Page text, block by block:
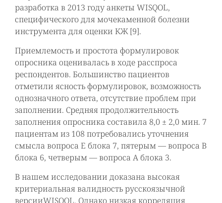
разработка в 2013 году анкеты WISQOL,
специфического для мочекаменной болезни
инструмента для оценки КЖ [9].
Приемлемость и простота формулировок
опросника оценивалась в ходе расспроса
респондентов. Большинство пациентов
отметили ясность формулировок, возможность
однозначного ответа, отсутствие проблем при
заполнении. Средняя продолжительность
заполнения опросника составила 8,0 ± 2,0 мин. 7
пациентам из 108 потребовались уточнения
смысла вопроса E блока 7, пятерым — вопроса В
блока 6, четверым — вопроса А блока 3.
В нашем исследовании доказана высокая
критериальная валидность русскоязычной
версииWISQOL. Однако низкая корреляция